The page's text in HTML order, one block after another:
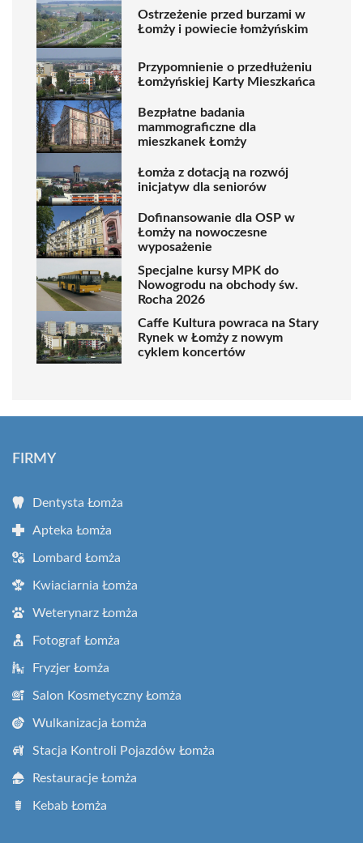
Ostrzeżenie przed burzami w
Łomży i powiecie łomżyńskim
Przypomnienie o przedłużeniu
Łomżyńskiej Karty Mieszkańca
Bezpłatne badania
mammograficzne dla
mieszkanek Łomży
Łomża z dotacją na rozwój
inicjatyw dla seniorów
Dofinansowanie dla OSP w
Łomży na nowoczesne
wyposażenie
Specjalne kursy MPK do
Nowogrodu na obchody św.
Rocha 2026
Caffe Kultura powraca na Stary
Rynek w Łomży z nowym
cyklem koncertów
FIRMY
Dentysta Łomża
Apteka Łomża
Lombard Łomża
Kwiaciarnia Łomża
Weterynarz Łomża
Fotograf Łomża
Fryzjer Łomża
Salon Kosmetyczny Łomża
Wulkanizacja Łomża
Stacja Kontroli Pojazdów Łomża
Restauracje Łomża
Kebab Łomża